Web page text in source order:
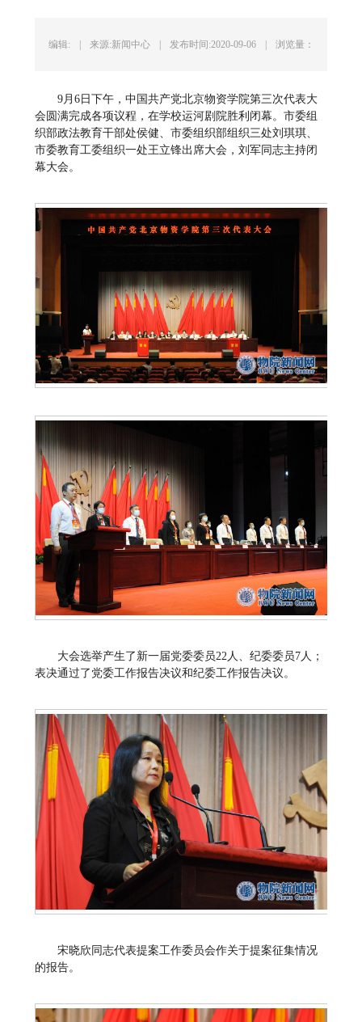
编辑: | 来源:新闻中心 | 发布时间:2020-09-06 | 浏览量：
9月6日下午，中国共产党北京物资学院第三次代表大
会圆满完成各项议程，在学校运河剧院胜利闭幕。市委组
织部政法教育干部处侯健、市委组织部组织三处刘琪琪、
市委教育工委组织一处王立锋出席大会，刘军同志主持闭
幕大会。
大会选举产生了新一届党委委员22人、纪委委员7人；
表决通过了党委工作报告决议和纪委工作报告决议。
宋晓欣同志代表提案工作委员会作关于提案征集情况
的报告。